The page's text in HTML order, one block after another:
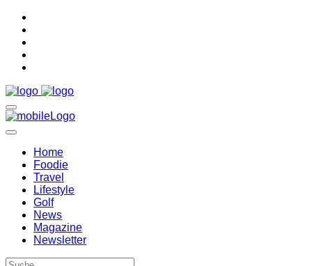
Home
Foodie
Travel
Lifestyle
Golf
News
Magazine
Newsletter